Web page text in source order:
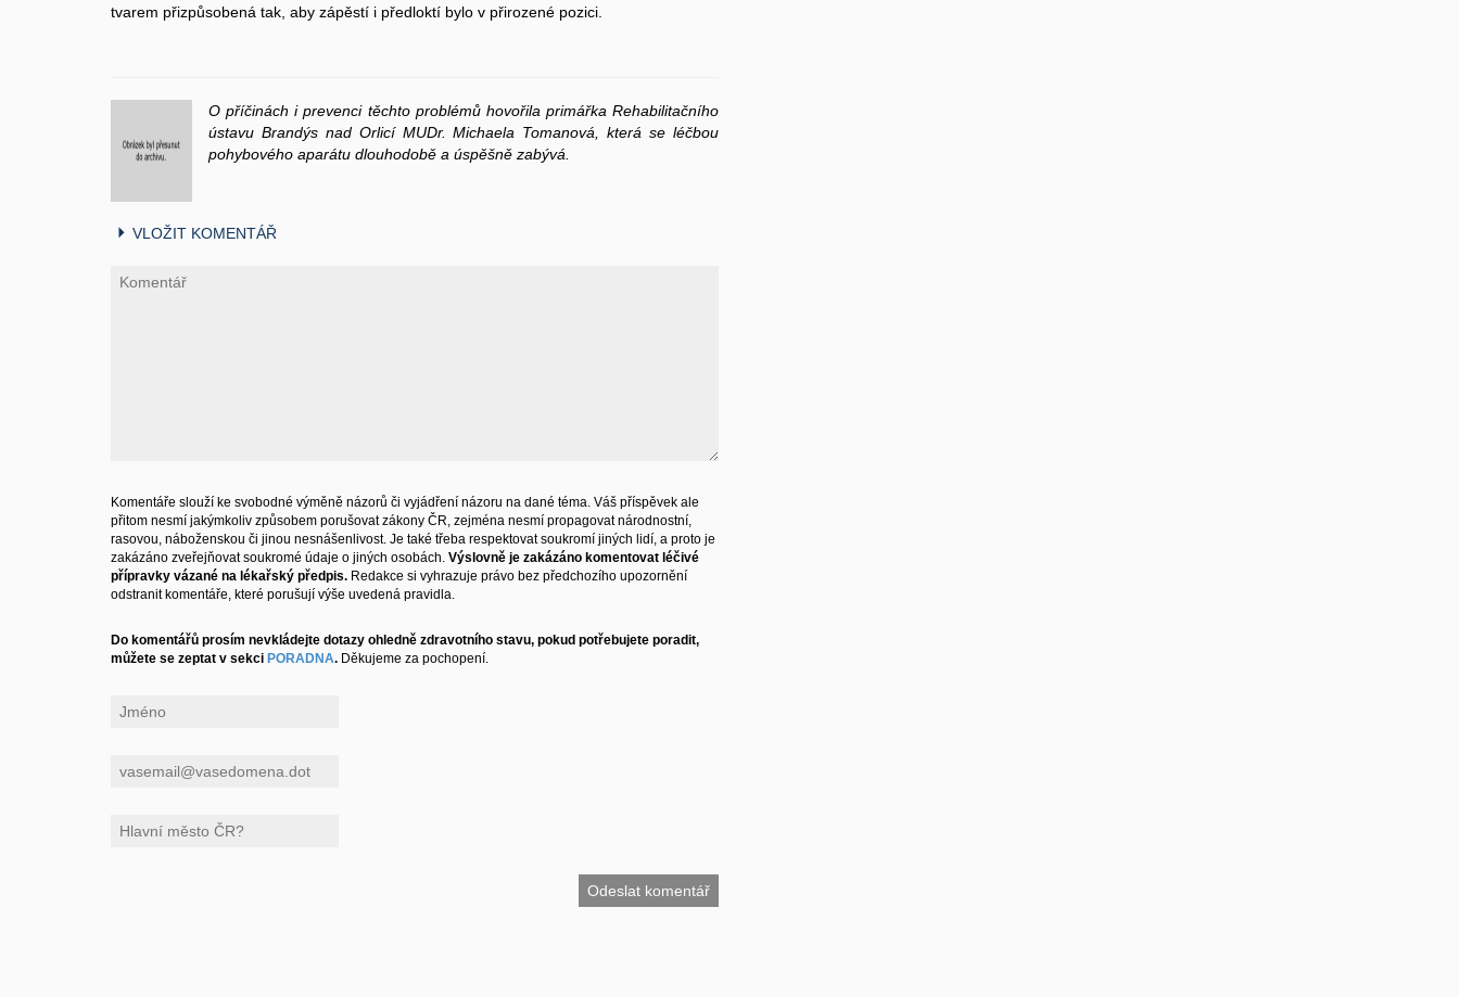
tvarem přizpůsobená tak, aby zápěstí i předloktí bylo v přirozené pozici.
O příčinách i prevenci těchto problémů hovořila primářka Rehabilitačního
ústavu Brandýs nad Orlicí MUDr. Michaela Tomanová, která se léčbou
pohybového aparátu dlouhodobě a úspěšně zabývá.
VLOŽIT KOMENTÁŘ
Komentáře slouží ke svobodné výměně názorů či vyjádření názoru na dané téma. Váš příspěvek ale
přitom nesmí jakýmkoliv způsobem porušovat zákony ČR, zejména nesmí propagovat národnostní,
rasovou, náboženskou či jinou nesnášenlivost. Je také třeba respektovat soukromí jiných lidí, a proto je
zakázáno zveřejňovat soukromé údaje o jiných osobách. Výslovně je zakázáno komentovat léčivé
přípravky vázané na lékařský předpis. Redakce si vyhrazuje právo bez předchozího upozornění
odstranit komentáře, které porušují výše uvedená pravidla.
Do komentářů prosím nevkládejte dotazy ohledně zdravotního stavu, pokud potřebujete poradit,
můžete se zeptat v sekci PORADNA. Děkujeme za pochopení.